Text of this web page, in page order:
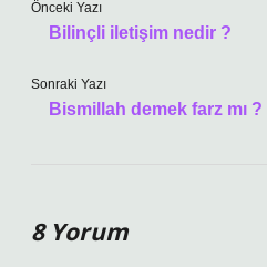
Önceki Yazı
Bilinçli iletişim nedir ?
Sonraki Yazı
Bismillah demek farz mı ?
8 Yorum